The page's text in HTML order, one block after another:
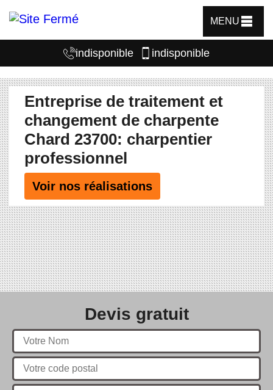
MENU
indisponible indisponible
Entreprise de traitement et
changement de charpente
Chard 23700: charpentier
professionnel
Voir nos réalisations
Devis gratuit